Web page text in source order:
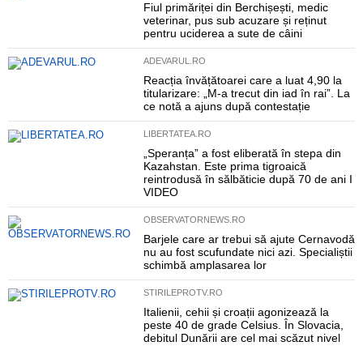
Fiul primăriței din Berchișești, medic
veterinar, pus sub acuzare și reținut
pentru uciderea a sute de câini
ADEVARUL.RO
Reacția învățătoarei care a luat 4,90 la
titularizare: „M-a trecut din iad în rai”. La
ce notă a ajuns după contestație
LIBERTATEA.RO
„Speranța” a fost eliberată în stepa din
Kazahstan. Este prima tigroaică
reintrodusă în sălbăticie după 70 de ani I
VIDEO
OBSERVATORNEWS.RO
Barjele care ar trebui să ajute Cernavodă
nu au fost scufundate nici azi. Specialiștii
schimbă amplasarea lor
STIRILEPROTV.RO
Italienii, cehii și croații agonizează la
peste 40 de grade Celsius. În Slovacia,
debitul Dunării are cel mai scăzut nivel